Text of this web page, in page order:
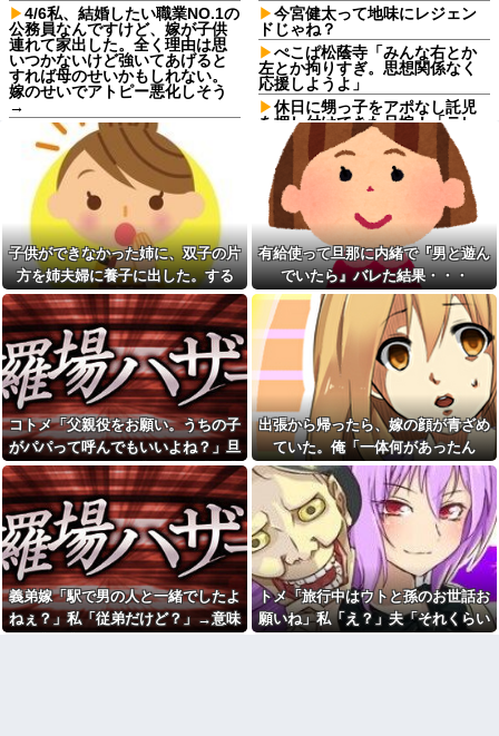
4/6私、結婚したい職業NO.1の
公務員なんですけど、嫁が子供
連れて家出した。全く理由は思
いつかないけど強いてあげると
すれば母のせいかもしれない。
嫁のせいでアトピー悪化しそう
→
【卑怯な女】 いつも弱そうな
相手をイビる同期S「おい、聞け
よコラ！」地味な私「あ？相手
選んでデカい事言ってんじゃね
えよ」S「え…」→予想外の反...
シャウエッセン公式、またこ
ういうのでいい丼をポスト
ダイアンのじゃない方がユー
スケさんになってしまっている
という事実←これ
【画像】令和最新版の剛力彩
芽、ワイらにブッ刺さりまくり
と話題にw w w w w w w w w w
w w w
【動画】手術中に熊本地震直
撃やばすぎる
【衝撃】若い女の子からする
「甘い匂い」の正体、まさか分
からないDTなんておらんよな？
よな？w w w w w w w w w w w
休日に甥っ子をアポなし託児
を押し付けてきた兄嫁！「テレ
ビでも見せといてw」と言うので
『Gガンダム』を一気見させた結
果……甥っ子が重度の中二病...
私「妊娠しました」義兄嫁
「その子は私が育てる！」→義
妹の子を育ててきた私にまさか
の要求をしてきて…
今宮健太って地味にレジェン
ドじゃね？
ぺこぱ松蔭寺「みんな右とか
左とか拘りすぎ。思想関係なく
応援しようよ」
休日に甥っ子をアポなし託児
を押し付けてきた兄嫁！「テレ
ビでも見せといてw」と言うので
『Gガンダム』を一気見させた結
果……甥っ子が重度の中二病を
発症して家で大暴れｗｗ
子供ができなかった姉に、双
子の片方を姉夫婦に養子に出し
た。すると、養子に出した子が
すごく礼儀正しくてビックリ
人気YouTuberさん、動画内で
最悪の秘密がバレて終わ
る・・・他
生活保護の相談に行ったら、
愛猫を手放さないと無理と言わ
れた。子どものような存在だか
ら手放すのは絶対に考えられな
い・・・
【悔しい】トメ「嫁子のお父
さんそんなに頑張ってるのにボ
ーナスが減ったり大変ねぇ」私
の自慢の父をバカにし始めた→
【結婚式当日に】義妹の不倫
を暴露した私。でも旦那が援助
したいと言い出して…ｗｗｗ
彼の母親と初めて食事した時
に彼母が「私ちゃんは結婚した
ら仕事辞める予定なんですって
ね」と言ってきた
「今思えばなんであんなに夢
中になったんやろ…」と思うコ
子供ができなかった姉に、双子の片
方を姉夫婦に養子に出した。する
と、養子に出した子がすごく礼儀正
しくてビックリ
有給使って旦那に内緒で『男と遊ん
でいたら』バレた結果・・・
コトメ「父親役をお願い。うちの子
がパパって呼んでもいいよね？」旦
那「それは無理」→断った途端に大
騒ぎになり…
出張から帰ったら、嫁の顔が青ざめ
ていた。俺「一体何があったん
だ？」嫁「…」→子供たちに話を聞
くと…
義弟嫁「駅で男の人と一緒でしたよ
ねぇ？」私「従弟だけど？」→意味
トメ「旅行中はウトと孫のお世話お
願いね」私「え？」夫「それくらい